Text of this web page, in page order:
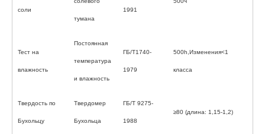
соли
тумана
1991
Тест на
влажность
Постоянная
температура
и влажность
ГБ/Т1740-
1979
500h,Изменения<1
класса
Твердость по
Бухольцу
Твердомер
Бухольца
ГБ/Т 9275-
1988
≥80 (длина: 1,15-1,2)